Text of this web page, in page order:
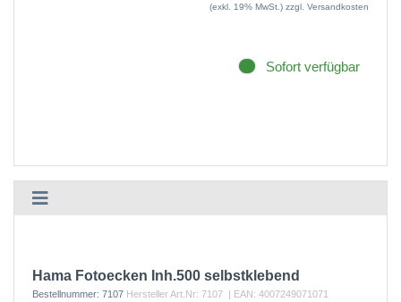
(exkl. 19% MwSt.) zzgl. Versandkosten
Sofort verfügbar
Hama Fotoecken Inh.500 selbstklebend
Bestellnummer: 7107 Hersteller Art.Nr: 7107 | EAN: 4007249071071